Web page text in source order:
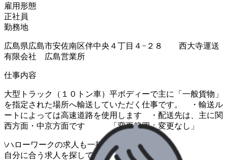
雇用形態
正社員
勤務地
広島県広島市安佐南区伴中央４丁目４−２８ 西大寺運送
有限会社 広島営業所
仕事内容
大型トラック（１０トン車）平ボディーで主に「一般貨物」
を指定された場所へ輸送していただく仕事です。 ・輸送ル
ートによっては高速道路を使用します ・配送先は、主に関
西方面・中京方面です 「変更範囲：変更なし」
\ハローワークの求人も一括管理
自分に合う求人を探してもらう/